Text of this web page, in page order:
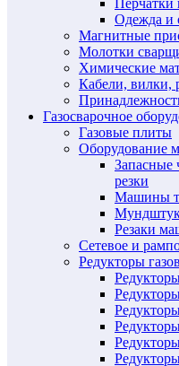
Перчатки
Одежда и
Магнитные
Молотки
Химические
Кабели, вилки,
Газосварочное
Газовые плиты
Оборудование
Запасные
резки
Машины
Резаки
Сетевое и
Редукторы